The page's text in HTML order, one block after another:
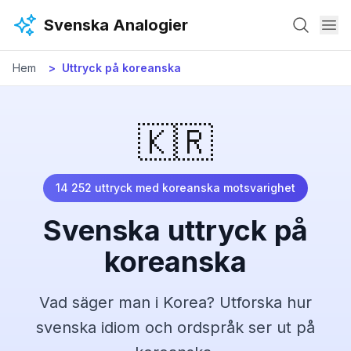
Svenska Analogier
Hem Uttryck på koreanska
🇰🇷
14 252 uttryck med koreanska motsvarighet
Svenska uttryck på
koreanska
Vad säger man i Korea? Utforska hur
svenska idiom och ordspråk ser ut på